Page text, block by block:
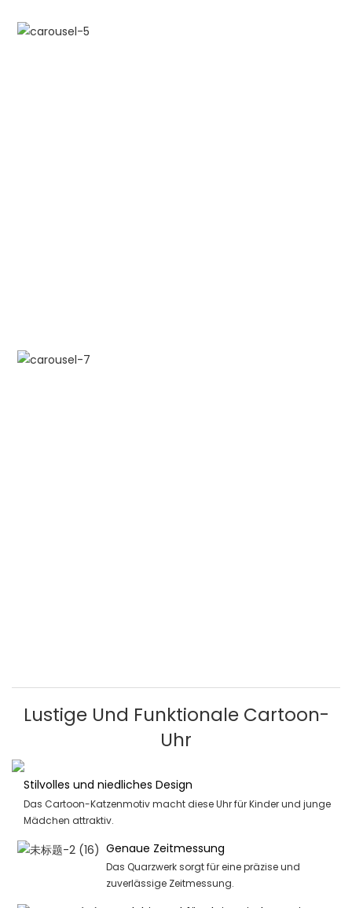
Lustige Und Funktionale Cartoon-
Uhr
Stilvolles und niedliches Design
Das Cartoon-Katzenmotiv macht diese Uhr für Kinder und junge
Mädchen attraktiv.
Genaue Zeitmessung
Das Quarzwerk sorgt für eine präzise und
zuverlässige Zeitmessung.